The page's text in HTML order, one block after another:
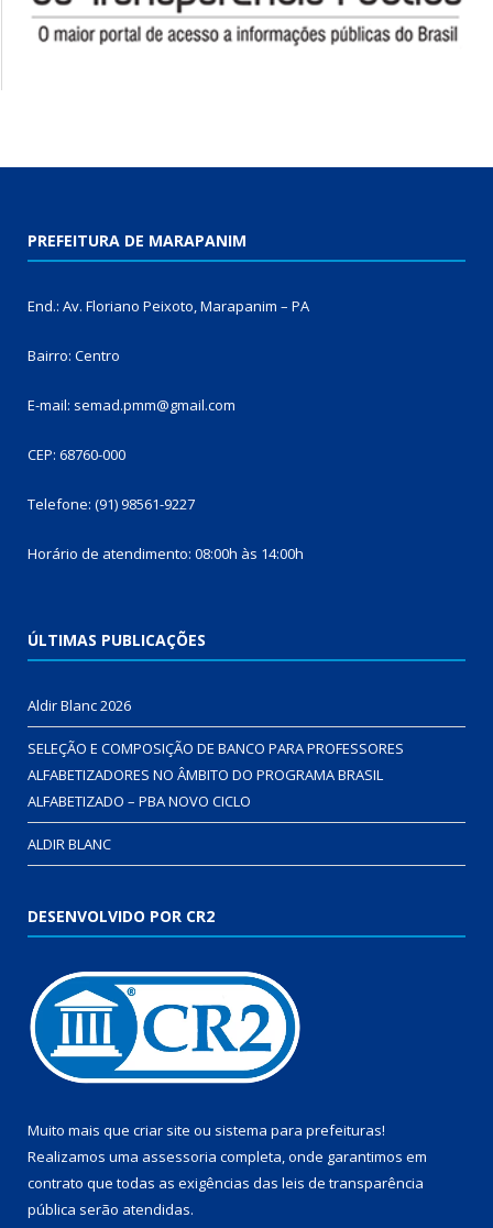
PREFEITURA DE MARAPANIM
End.: Av. Floriano Peixoto, Marapanim – PA
Bairro: Centro
E-mail: semad.pmm@gmail.com
CEP: 68760-000
Telefone: (91) 98561-9227
Horário de atendimento: 08:00h às 14:00h
ÚLTIMAS PUBLICAÇÕES
Aldir Blanc 2026
SELEÇÃO E COMPOSIÇÃO DE BANCO PARA PROFESSORES
ALFABETIZADORES NO ÂMBITO DO PROGRAMA BRASIL
ALFABETIZADO – PBA NOVO CICLO
ALDIR BLANC
DESENVOLVIDO POR CR2
Muito mais que criar site ou sistema para prefeituras!
Realizamos uma assessoria completa, onde garantimos em
contrato que todas as exigências das leis de transparência
pública serão atendidas.